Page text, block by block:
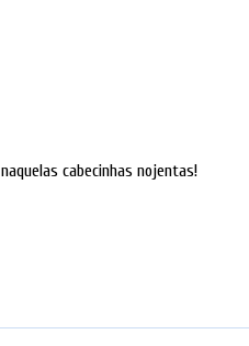
cabecinhas nojentas!